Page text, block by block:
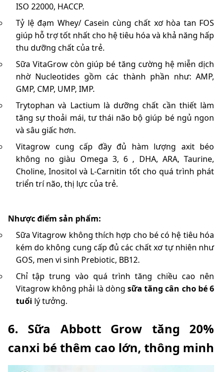
ISO 22000, HACCP.
Tỷ lệ đạm Whey/ Casein cùng chất xơ hòa tan FOS
giúp hỗ trợ tốt nhất cho hệ tiêu hóa và khả năng hấp
thu dưỡng chất của trẻ.
Sữa VitaGrow còn giúp bé tăng cường hệ miễn dịch
nhờ Nucleotides gồm các thành phần như: AMP,
GMP, CMP, UMP, IMP.
Trytophan và Lactium là dưỡng chất cần thiết làm
tăng sự thoải mái, tư thái não bộ giúp bé ngủ ngon
và sâu giấc hơn.
Vitagrow cung cấp đầy đủ hàm lượng axit béo
không no giàu Omega 3, 6 , DHA, ARA, Taurine,
Choline, Inositol và L-Carnitin tốt cho quá trình phát
triển trí não, thị lực của trẻ.
Nhược điểm sản phẩm:
SữaVitagrow không thích hợp cho bé có hệ tiêu hóa
kém do không cung cấp đủ các chất xơ tự nhiên như
GOS, men vi sinh Prebiotic, BB12.
Chỉ tập trung vào quá trình tăng chiều cao nên
Vitagrow không phải là dòng sữa tăng cân cho bé 6
tuổi lý tưởng.
6. Sữa Abbott Grow tăng 20%
canxi bé thêm cao lớn, thông minh